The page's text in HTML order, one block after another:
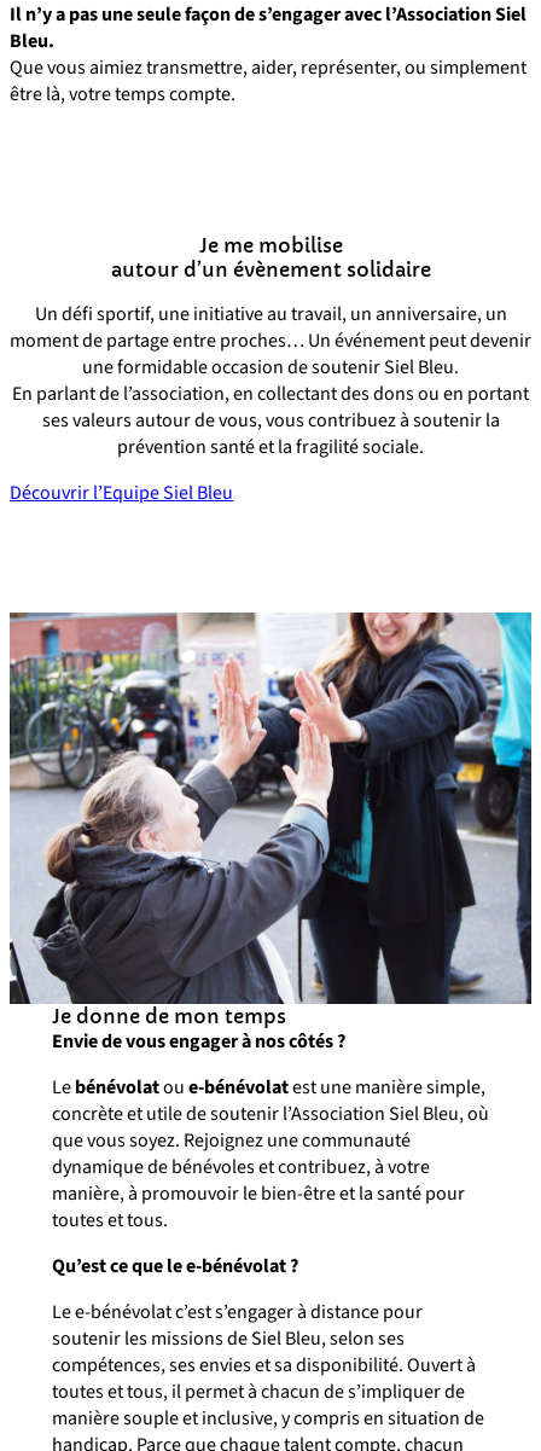
Il n’y a pas une seule façon de s’engager avec l’Association Siel
Bleu.
Que vous aimiez transmettre, aider, représenter, ou simplement
être là, votre temps compte.
Je me mobilise
autour d’un évènement solidaire
Un défi sportif, une initiative au travail, un anniversaire, un
moment de partage entre proches… Un événement peut devenir
une formidable occasion de soutenir Siel Bleu.
En parlant de l’association, en collectant des dons ou en portant
ses valeurs autour de vous, vous contribuez à soutenir la
prévention santé et la fragilité sociale.
Découvrir l’Equipe Siel Bleu
Je donne de mon temps
Envie de vous engager à nos côtés ?
Lebénévolatoue-bénévolatest une manière simple,
concrète et utile de soutenir l’Association Siel Bleu, où
que vous soyez. Rejoignez une communauté
dynamique de bénévoles et contribuez, à votre
manière, à promouvoir le bien-être et la santé pour
toutes et tous.
Qu’est ce que le e-bénévolat ?
Le e-bénévolat c’est s’engager à distance pour
soutenir les missions de Siel Bleu, selon ses
compétences, ses envies et sa disponibilité. Ouvert à
toutes et tous, il permet à chacun de s’impliquer de
manière souple et inclusive, y compris en situation de
handicap. Parce que chaque talent compte, chacun